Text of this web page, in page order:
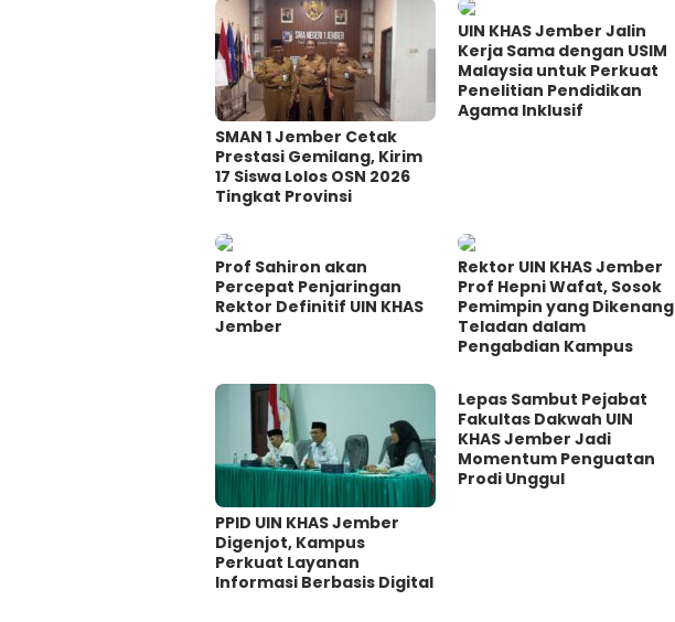
SMAN 1 Jember Cetak
Prestasi Gemilang, Kirim
17 Siswa Lolos OSN 2026
Tingkat Provinsi
UIN KHAS Jember Jalin
Kerja Sama dengan USIM
Malaysia untuk Perkuat
Penelitian Pendidikan
Agama Inklusif
Prof Sahiron akan
Percepat Penjaringan
Rektor Definitif UIN KHAS
Jember
Rektor UIN KHAS Jember
Prof Hepni Wafat, Sosok
Pemimpin yang Dikenang
Teladan dalam
Pengabdian Kampus
PPID UIN KHAS Jember
Digenjot, Kampus
Perkuat Layanan
Informasi Berbasis Digital
Lepas Sambut Pejabat
Fakultas Dakwah UIN
KHAS Jember Jadi
Momentum Penguatan
Prodi Unggul